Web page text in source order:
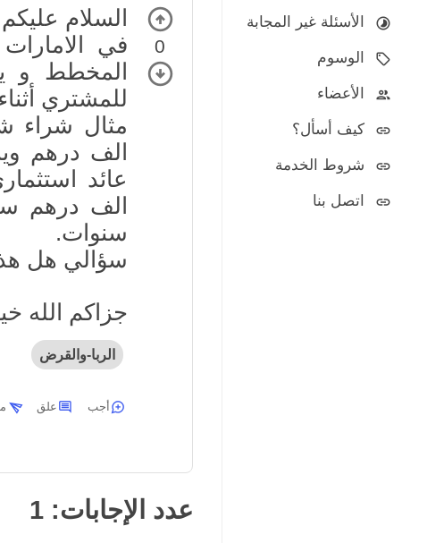
الأسئلة غير المجابة
الوسوم
الأعضاء
كيف أسأل؟
شروط الخدمة
اتصل بنا
0
السلام عليكم
في
المخطط و
للمشتري
الف درهم
الف درهم
سنوات.
سؤالي هل
جزاكم الله
الربا-والقرض
أجب علق
عدد الإجابات: 1